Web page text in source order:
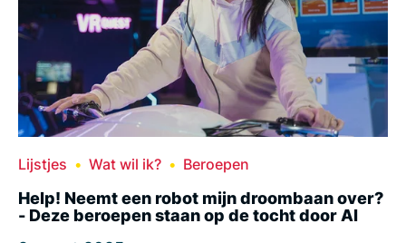
Lijstjes Wat wil ik? Beroepen
Help! Neemt een robot mijn droombaan over?
- Deze beroepen staan op de tocht door AI